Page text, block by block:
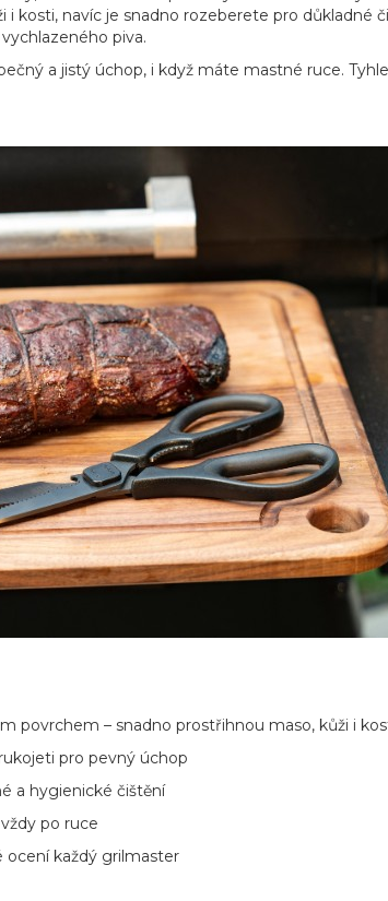
kosti, navíc je snadno rozeberete pro důkladné
piva.
a jistý úchop, i když máte mastné ruce.
povrchem – snadno prostřihnou maso, kůži i
pro pevný úchop
a hygienické čištění
po ruce
ocení každý grilmaster